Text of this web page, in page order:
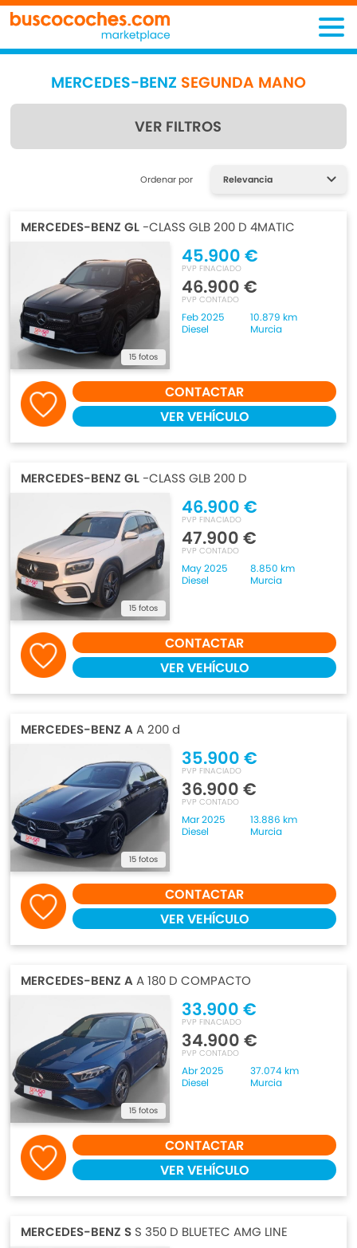
MERCEDES-BENZ SEGUNDA MANO
VER FILTROS
Encuentra lo que estás
Ordenar por
MERCEDES-BENZ GL-CLASS GLB 200 D 4MATIC
15 fotos
45.900 €
PVP FINACIADO
46.900 €
PVP CONTADO
Feb 2025
10.879 km
Diesel
Murcia
CONTACTAR
VER VEHÍCULO
MERCEDES-BENZ GL-CLASS GLB 200 D
15 fotos
46.900 €
PVP FINACIADO
47.900 €
PVP CONTADO
May 2025
8.850 km
Diesel
Murcia
CONTACTAR
VER VEHÍCULO
MERCEDES-BENZ AA 200 d
15 fotos
35.900 €
PVP FINACIADO
36.900 €
PVP CONTADO
Mar 2025
13.886 km
Diesel
Murcia
CONTACTAR
VER VEHÍCULO
MERCEDES-BENZ AA 180 D COMPACTO
15 fotos
33.900 €
PVP FINACIADO
34.900 €
PVP CONTADO
Abr 2025
37.074 km
Diesel
Murcia
CONTACTAR
VER VEHÍCULO
MERCEDES-BENZ S S 350 D BLUETEC AMG LINE